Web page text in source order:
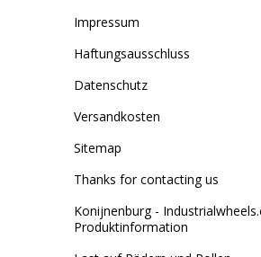
Impressum
Haftungsausschluss
Datenschutz
Versandkosten
Sitemap
Thanks for contacting us
Konijnenburg -
Produktinformation